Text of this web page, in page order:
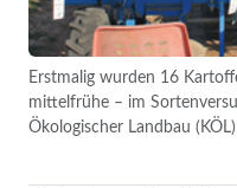
Erstmalig wurden 16
mittelfrühe – im
Ökologischer Landbau